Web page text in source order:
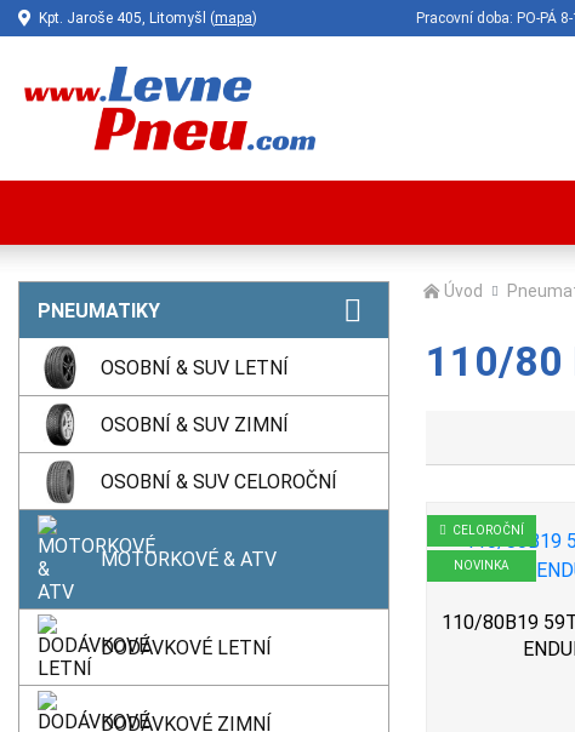
Kpt. Jaroše 405, Litomyšl (mapa) Pracovní doba: PO-PÁ
PNEUMATIKY
OSOBNÍ & SUV LETNÍ
OSOBNÍ & SUV ZIMNÍ
OSOBNÍ & SUV CELOROČNÍ
MOTORKOVÉ & ATV
DODÁVKOVÉ LETNÍ
DODÁVKOVÉ ZIMNÍ
Úvod
110/80
CELOROČNÍ
NOVINKA
110/80B19